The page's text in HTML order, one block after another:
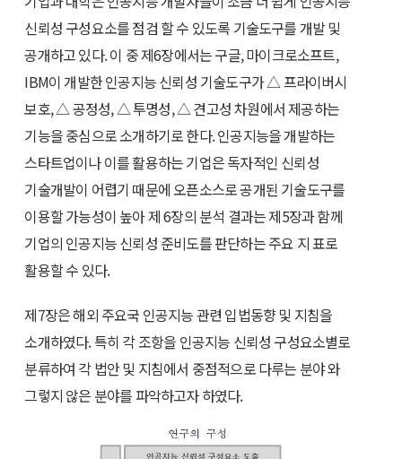
신뢰성 구성요소를 점검 할 수 있도록 기술도구를 개발 및
공개하고 있다. 이 중 제6장에서는 구글, 마이크로소프트,
IBM이 개발한 인공지능 신뢰성 기술도구가 △ 프라이버시
보호, △ 공정성, △ 투명성, △ 견고성 차원에서 제공하는
기능을 중심으로 소개하기로 한다. 인공지능을 개발하는
스타트업이나 이를 활용하는 기업은 독자적인 신뢰성
기술개발이 어렵기 때문에 오픈소스로 공개된 기술도구를
이용할 가능성이 높아 제 6장의 분석 결과는 제5장과 함께
기업의 인공지능 신뢰성 준비도를 판단하는 주요 지 표로
활용할 수 있다.
제7장은 해외 주요국 인공지능 관련 입법동향 및 지침을
소개하였다. 특히 각 조항을 인공지능 신뢰성 구성요소별로
분류하여 각 법안 및 지침에서 중점적으로 다루는 분야 와
그렇지 않은 분야를 파악하고자 하였다.